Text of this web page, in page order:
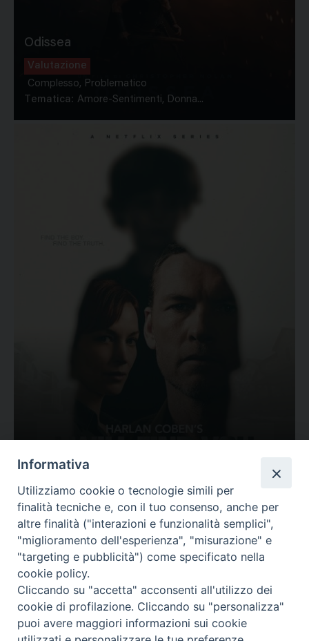
Odissea
Valutazione
Complesso, Problematico
Tematica: Amore-Sentimenti, Donna...
Valutazione
Complesso, Problematico
Tematica: Amore-Sentimenti, Carcere...
Informativa
Utilizziamo cookie o tecnologie simili per
finalità tecniche e, con il tuo consenso, anche per
altre finalità ("interazioni e funzionalità semplici",
"miglioramento dell'esperienza", "misurazione" e
"targeting e pubblicità") come specificato nella
cookie policy.
Cliccando su "accetta" acconsenti all'utilizzo dei
cookie di profilazione. Cliccando su "personalizza"
puoi avere maggiori informazioni sui cookie